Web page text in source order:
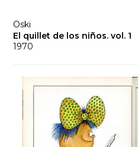
Oski
El quillet de los niños. vol. 1
1970